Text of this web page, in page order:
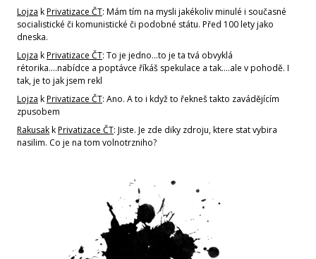
Lojza kPrivatizace ČT: Mám tím na mysli jakékoliv minulé i současné
socialistické či komunistické či podobné státu. Před 100 lety jako
dneska.
Lojza kPrivatizace ČT: To je jedno...to je ta tvá obvyklá
rétorika....nabídce a poptávce říkáš spekulace a tak....ale v pohodě. I
tak, je to jak jsem rekl
Lojza kPrivatizace ČT: Ano. A to i když to řekneš takto zavádějícím
zpusobem
RakusakkPrivatizace ČT: Jiste. Je zde diky zdroju, ktere stat vybira
nasilim. Co je na tom volnotrzniho?